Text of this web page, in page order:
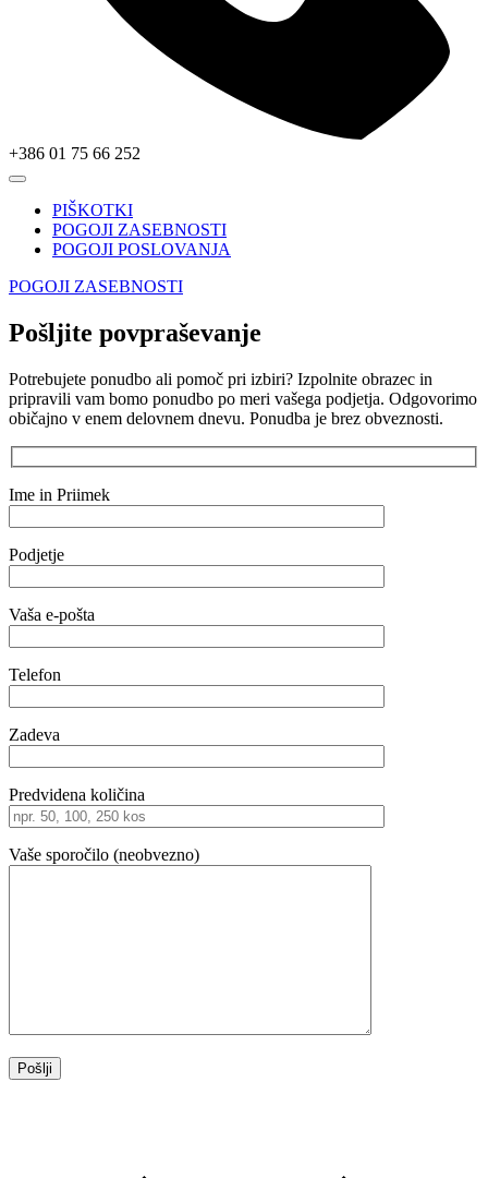
+386 01 75 66 252
PIŠKOTKI
POGOJI ZASEBNOSTI
POGOJI POSLOVANJA
POGOJI ZASEBNOSTI
Pošljite povpraševanje
Potrebujete ponudbo ali pomoč pri izbiri? Izpolnite obrazec in
pripravili vam bomo ponudbo po meri vašega podjetja. Odgovorimo
običajno v enem delovnem dnevu. Ponudba je brez obveznosti.
Ime in Priimek
Podjetje
Vaša e-pošta
Telefon
Zadeva
Predvidena količina
Vaše sporočilo (neobvezno)